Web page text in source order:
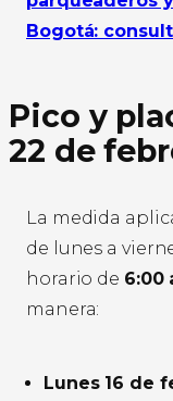
Bogotá:
Pico y
22 de
La medida
de lunes a
horario de 6:00
manera:
Lunes 16 de